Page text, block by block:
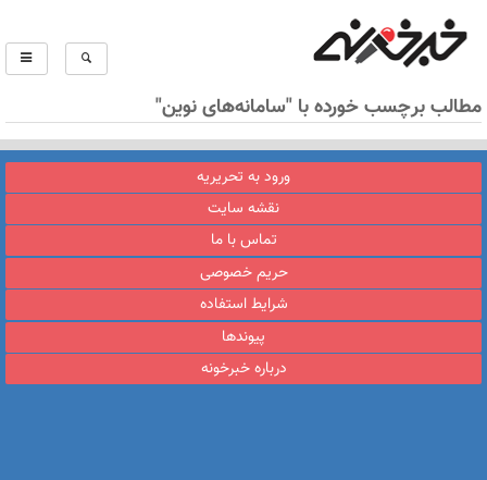
مطالب برچسب خورده با "سامانه‌های نوین"
ورود به تحریریه
نقشه سایت
تماس با ما
حریم خصوصی
شرایط استفاده
پیوندها
درباره خبرخونه